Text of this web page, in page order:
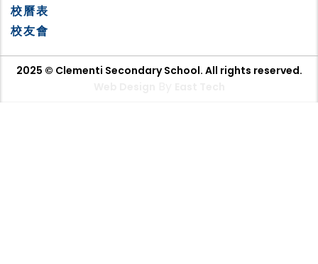
校曆表
校友會
2025 © Clementi Secondary School. All rights reserved.